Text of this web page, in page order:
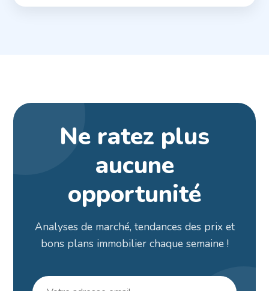
Ne ratez plus
aucune
opportunité
Analyses de marché, tendances des prix et
bons plans immobilier chaque semaine !